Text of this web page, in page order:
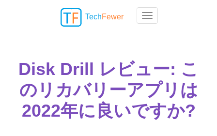
Toggle navigation
TechFewer
Disk Drill レビュー: こ
のリカバリーアプリは
2022年に良いですか?